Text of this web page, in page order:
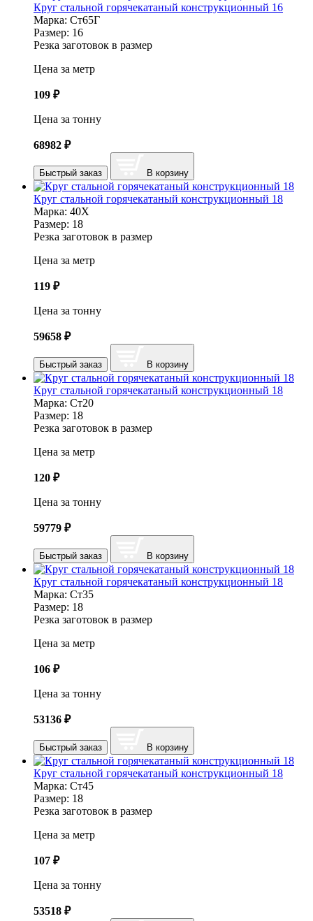
Круг стальной горячекатаный конструкционный 16
Марка: Ст65Г
Размер: 16
Резка заготовок в размер
Цена за метр
109 ₽
Цена за тонну
68982 ₽
Быстрый заказ В корзину
Круг стальной горячекатаный конструкционный 18
Марка: 40Х
Размер: 18
Резка заготовок в размер
Цена за метр
119 ₽
Цена за тонну
59658 ₽
Быстрый заказ В корзину
Круг стальной горячекатаный конструкционный 18
Марка: Ст20
Размер: 18
Резка заготовок в размер
Цена за метр
120 ₽
Цена за тонну
59779 ₽
Быстрый заказ В корзину
Круг стальной горячекатаный конструкционный 18
Марка: Ст35
Размер: 18
Резка заготовок в размер
Цена за метр
106 ₽
Цена за тонну
53136 ₽
Быстрый заказ В корзину
Круг стальной горячекатаный конструкционный 18
Марка: Ст45
Размер: 18
Резка заготовок в размер
Цена за метр
107 ₽
Цена за тонну
53518 ₽